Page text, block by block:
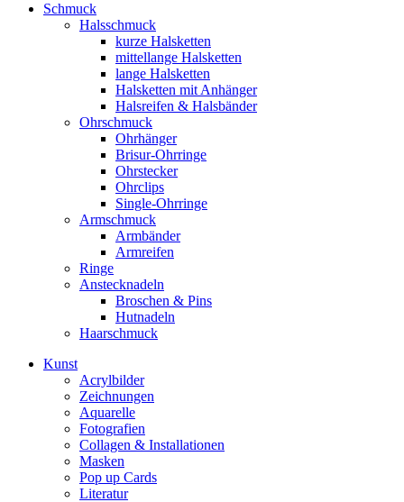
Schmuck
Halsschmuck
kurze Halsketten
mittellange Halsketten
lange Halsketten
Halsketten mit Anhänger
Halsreifen & Halsbänder
Ohrschmuck
Ohrhänger
Brisur-Ohrringe
Ohrstecker
Ohrclips
Single-Ohrringe
Armschmuck
Armbänder
Armreifen
Ringe
Anstecknadeln
Broschen & Pins
Hutnadeln
Haarschmuck
Kunst
Acrylbilder
Zeichnungen
Aquarelle
Fotografien
Collagen & Installationen
Masken
Pop up Cards
Literatur